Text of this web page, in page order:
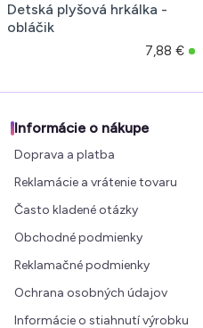
Detská plyšová hrkálka -
obláčik
7,88 €
Informácie o nákupe
Doprava a platba
Reklamácie a vrátenie tovaru
Často kladené otázky
Obchodné podmienky
Reklamačné podmienky
Ochrana osobných údajov
Informácie o stiahnutí výrobku